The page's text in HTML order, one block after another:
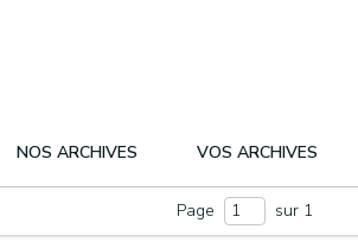
NOS ARCHIVES VOS ARCHIVES
Page sur 1